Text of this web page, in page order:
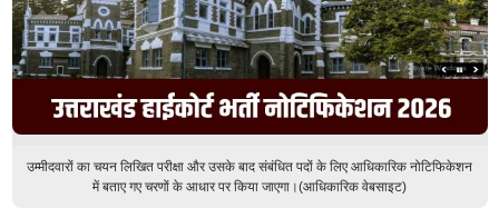
उम्मीदवारों का चयन लिखित परीक्षा और उसके बाद संबंधित पदों के लिए आधिकारिक नोटिफिकेशन
में बताए गए चरणों के आधार पर किया जाएगा।(आधिकारिक वेबसाइट)